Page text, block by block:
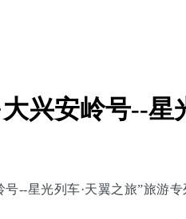
兴安岭号--
--星光列车·天翼之旅”旅游专